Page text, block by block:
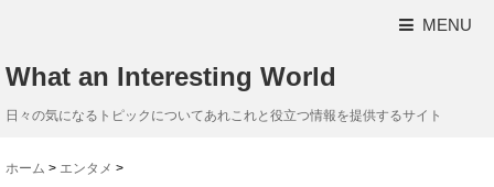
MENU
What an Interesting World
日々の気になるトピックについてあれこれと役立つ情報を提供するサイト
ホーム > エンタメ >